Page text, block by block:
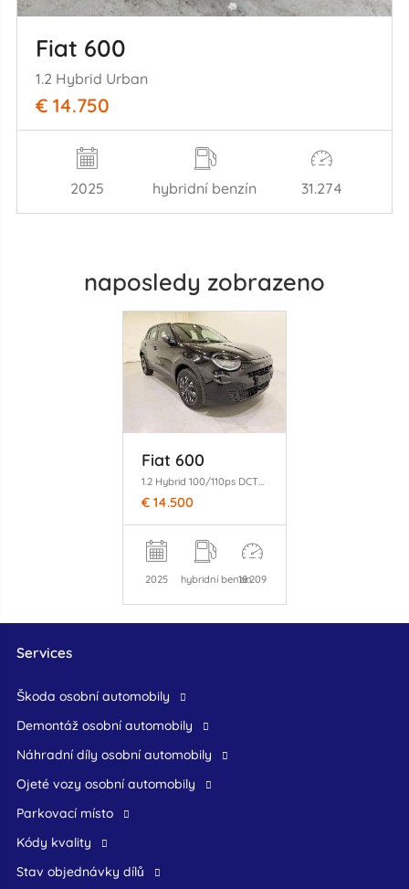
Fiat 600
1.2 Hybrid Urban
€ 14.750
2025 hybridní benzín 31.274
naposledy zobrazeno
Fiat 600
€ 14.500
2025 hybridní benzín18.209
Services
škoda osobní automobily
demontáž osobní automobily
náhradní díly osobní automobily
ojeté vozy osobní automobily
Parkovací místo
Kódy kvality
Stav objednávky dílů